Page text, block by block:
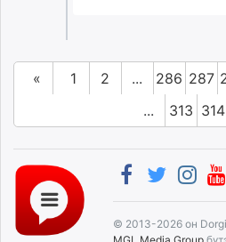
« 1 2 ... 286 287
...
313 314
© 2013-2026 он